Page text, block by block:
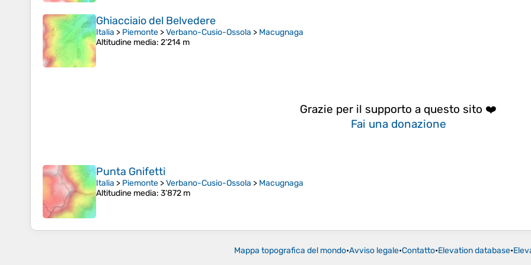
Ghiacciaio del Belvedere
Italia > Piemonte >Verbano-Cusio-Ossola > Macugnaga
Altitudine media: 2’214 m
Grazie per il supporto a questo sito ❤️
Fai una donazione
Punta Gnifetti
Italia > Piemonte >Verbano-Cusio-Ossola > Macugnaga
Altitudine media: 3’872 m
Mappa topografica del mondo•Avviso legale•Contatto•Elevation database•